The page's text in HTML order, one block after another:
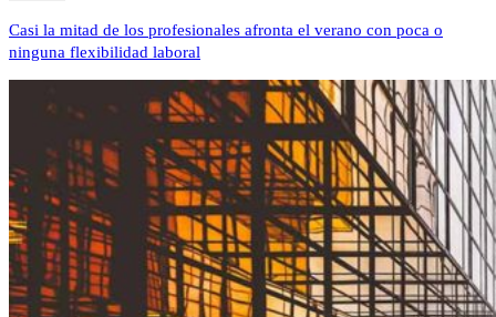
Casi la mitad de los profesionales afronta el verano con poca o
ninguna flexibilidad laboral